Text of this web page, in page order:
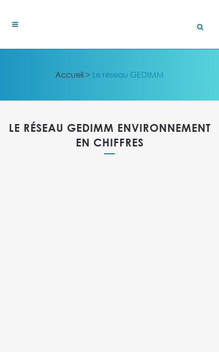
Accueil> Le réseau GEDIMM
LE RÉSEAU GEDIMM ENVIRONNEMENT
EN CHIFFRES